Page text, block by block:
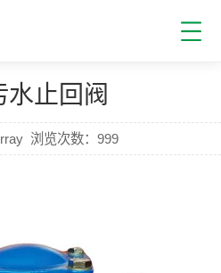
水止回阀
浏览次数：999